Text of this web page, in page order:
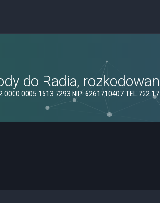
do Radia,
0005 1513 7293 NIP: 6261710407 TEL.722